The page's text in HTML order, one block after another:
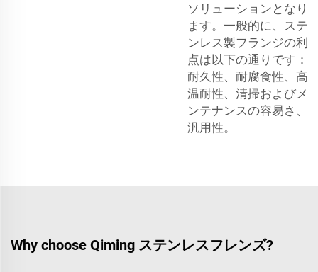
ソリューションとなり
ます。一般的に、ステ
ンレス製フランジの利
点は以下の通りです：
耐久性、耐腐食性、高
温耐性、清掃およびメ
ンテナンスの容易さ、
汎用性。
Why choose Qiming ステンレスフレンズ?